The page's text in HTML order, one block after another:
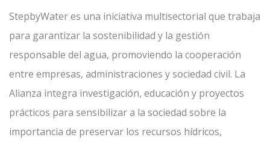
StepbyWater es una iniciativa multisectorial que trabaja
para garantizar la sostenibilidad y la gestión
responsable del agua, promoviendo la cooperación
entre empresas, administraciones y sociedad civil. La
Alianza integra investigación, educación y proyectos
prácticos para sensibilizar a la sociedad sobre la
importancia de preservar los recursos hídricos,